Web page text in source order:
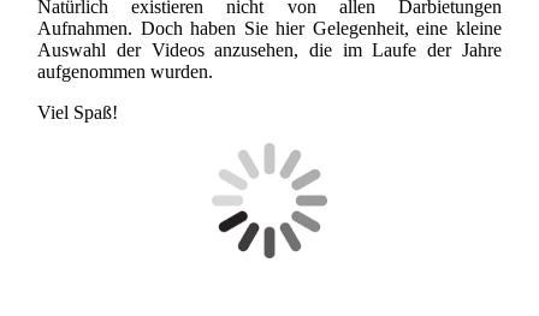
Natürlich existieren nicht von allen Darbietungen
Aufnahmen. Doch haben Sie hier Gelegenheit, eine kleine
Auswahl der Videos anzusehen, die im Laufe der Jahre
aufgenommen wurden.
Viel Spaß!